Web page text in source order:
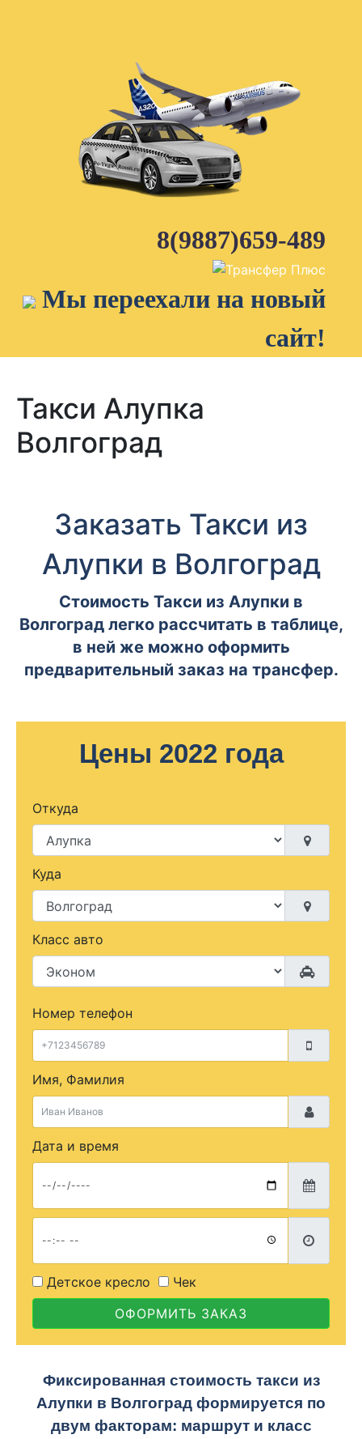
8(9887)659-489
Мы переехали на новый
сайт!
Такси Алупка
Волгоград
Заказать Такси из
Алупки в Волгоград
Стоимость Такси из Алупки в
Волгоград легко рассчитать в таблице,
в ней же можно оформить
предварительный заказ на трансфер.
Цены 2022 года
Откуда
Куда
Класс авто
Номер телефон
Имя, Фамилия
Дата и время
Детское кресло
Чек
ОФОРМИТЬ ЗАКАЗ
Фиксированная стоимость такси из
Алупки в Волгоград формируется по
двум факторам: маршрут и класс